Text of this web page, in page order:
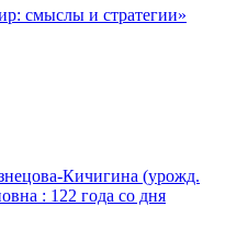
смыслы и стратегии»
Кичигина (урожд.
: 122 года со дня